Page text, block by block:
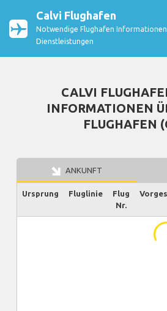
Calvi Flughafen
Notwendige Flughafen Informationen
Dienstleistungen
CALVI
INFORMATIONEN
FLUGHAFEN
ANKUNFT
Ursprung Fluglinie
Flug
Nr.